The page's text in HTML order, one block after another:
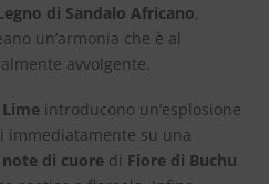
di Sandalo Africano,
un’armonia che è al
avvolgente.
introducono un’esplosione
immediatamente su una
note di cuore di Fiore di Buchu